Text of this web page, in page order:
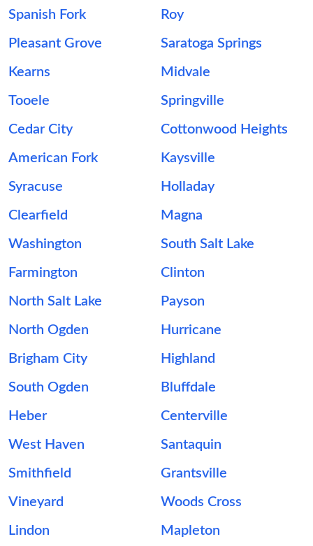
Spanish Fork Roy
Pleasant Grove Saratoga Springs
Kearns Midvale
Tooele Springville
Cedar City Cottonwood Heights
American Fork Kaysville
Syracuse Holladay
Clearfield Magna
Washington South Salt Lake
Farmington Clinton
North Salt Lake Payson
North Ogden Hurricane
Brigham City Highland
South Ogden Bluffdale
Heber Centerville
West Haven Santaquin
Smithfield Grantsville
Vineyard Woods Cross
Lindon Mapleton